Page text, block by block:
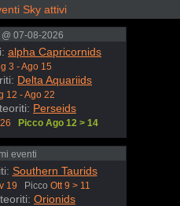
Sky attivi
07-08-2026
alpha Capricornids
3 - Ago 15
Delta Aquariids
12 - Ago 22
Perseids
Picco Ago 12 > 14
eventi
Southern Taurids
19 Picco Ott 9 > 11
Orionids